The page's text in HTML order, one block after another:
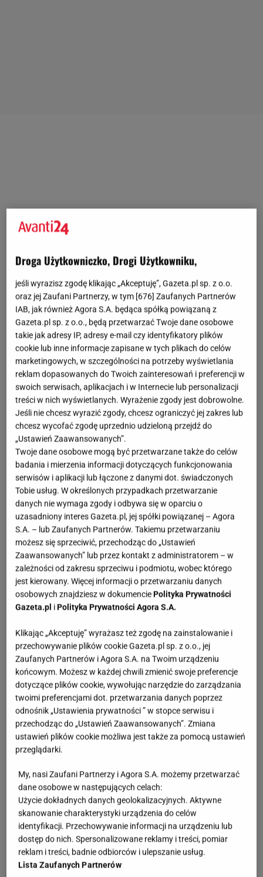
Droga Użytkowniczko, Drogi Użytkowniku,
jeśli wyrazisz zgodę klikając „Akceptuję”, Gazeta.pl sp. z o.o.
oraz jej Zaufani Partnerzy, w tym [676] Zaufanych Partnerów
IAB, jak również Agora S.A. będąca spółką powiązaną z
Gazeta.pl sp. z o.o., będą przetwarzać Twoje dane osobowe
takie jak adresy IP, adresy e-mail czy identyfikatory plików
cookie lub inne informacje zapisane w tych plikach do celów
marketingowych, w szczególności na potrzeby wyświetlania
reklam dopasowanych do Twoich zainteresowań i preferencji w
swoich serwisach, aplikacjach i w Internecie lub personalizacji
treści w nich wyświetlanych. Wyrażenie zgody jest dobrowolne.
Jeśli nie chcesz wyrazić zgody, chcesz ograniczyć jej zakres lub
chcesz wycofać zgodę uprzednio udzieloną przejdź do
„Ustawień Zaawansowanych”.
Twoje dane osobowe mogą być przetwarzane także do celów
badania i mierzenia informacji dotyczących funkcjonowania
serwisów i aplikacji lub łączone z danymi dot. świadczonych
Tobie usług. W określonych przypadkach przetwarzanie
danych nie wymaga zgody i odbywa się w oparciu o
uzasadniony interes Gazeta.pl, jej spółki powiązanej – Agora
S.A. – lub Zaufanych Partnerów. Takiemu przetwarzaniu
możesz się sprzeciwić, przechodząc do „Ustawień
Zaawansowanych” lub przez kontakt z administratorem – w
zależności od zakresu sprzeciwu i podmiotu, wobec którego
jest kierowany. Więcej informacji o przetwarzaniu danych
osobowych znajdziesz w dokumenciePolityka Prywatności
Gazeta.pl iPolityka Prywatności Agora S.A.
Klikając „Akceptuję” wyrażasz też zgodę na zainstalowanie i
przechowywanie plików cookie Gazeta.pl sp. z o.o., jej
Zaufanych Partnerów i Agora S.A. na Twoim urządzeniu
końcowym. Możesz w każdej chwili zmienić swoje preferencje
dotyczące plików cookie, wywołując narzędzie do zarządzania
twoimi preferencjami dot. przetwarzania danych poprzez
odnośnik „Ustawienia prywatności ” w stopce serwisu i
przechodząc do „Ustawień Zaawansowanych”. Zmiana
ustawień plików cookie możliwa jest także za pomocą ustawień
przeglądarki.
My, nasi Zaufani Partnerzy i Agora S.A. możemy przetwarzać
dane osobowe w następujących celach:
Użycie dokładnych danych geolokalizacyjnych. Aktywne
skanowanie charakterystyki urządzenia do celów
identyfikacji. Przechowywanie informacji na urządzeniu lub
dostęp do nich. Spersonalizowane reklamy i treści, pomiar
reklam i treści, badnie odbiorców i ulepszanie usług.
Lista Zaufanych Partnerów